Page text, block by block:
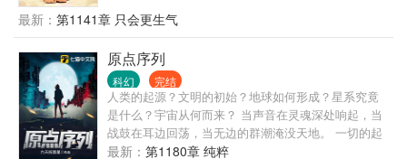
目瞪口呆：“谁教她这么骂人的啊？！！” 学院联赛，
反，全部踢出比赛，没有人能阴得了我。 遭遇星盗，
曲桐安慰大家：“莫慌，我去跟他们讲道理。”然后一人
开着机甲将星盗逼至角落：“打劫，把值钱的东西都交
出来。” …… 某日。 曲桐拿着体检报告，问：“如果我
说我能无性繁殖，你信吗？” “你猜。” * 女主前期弱，
也会遇到无法解决的事，非绝对爽文，介意者慎入。
只是一个跟在女主身边的恶毒女配。 宋念辞无语了，
原身是眼睛瞎了吗？ 没看到女主和男主早已经暗度陈
仓了吗？ 为什么要偏偏跟着女主抢男主呢？ 勾引男主
不成反被女主怀恨在心。 以至于遇到丧尸围攻的时
候，女主直接把她推了过去，让她成了她们争取时间
逃命的武器。 她就这么被丧尸活活撕了，死相十分凄
惨。 女主则跟着男主一路北上，成了一对让人称赞的
甜蜜鸳鸯。 宋念辞下定决心远离男女主，这个恶毒女
最新： 第1141章 只会更生气
原点序列
科幻 完结
人类的起源？文明的初始？地球如何形成？星系究竟
是什么？宇宙从何而来？ 当声音在灵魂深处响起，当
战鼓在耳边回荡，当无边的群潮淹没天地。 一切的起
点，原来一直存在，只是在静静的等待着，你的到来
最新： 第1180章 纯粹